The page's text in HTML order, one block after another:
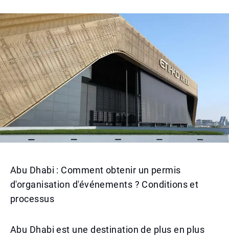
Abu Dhabi : Comment obtenir un permis
d'organisation d'événements ? Conditions et
processus
Abu Dhabi est une destination de plus en plus